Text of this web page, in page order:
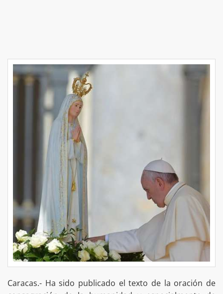
Caracas.- Ha sido publicado el texto de la oración de